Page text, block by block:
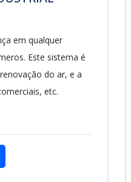
em qualquer
Este sistema é
do ar, e a
etc.